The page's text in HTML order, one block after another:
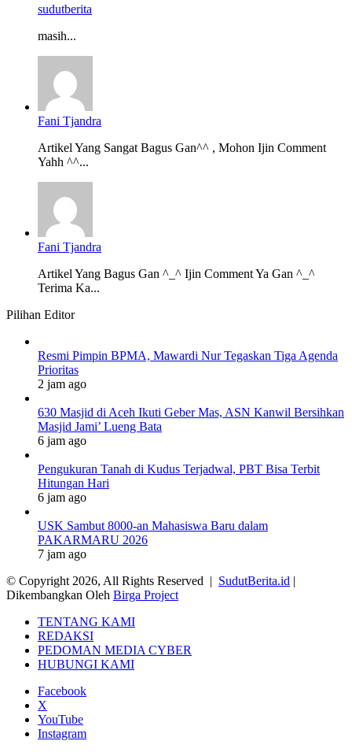
sudutberita
masih...
Fani Tjandra
Artikel Yang Sangat Bagus Gan^^ , Mohon Ijin Comment
Yahh ^^...
Fani Tjandra
Artikel Yang Bagus Gan ^_^ Ijin Comment Ya Gan ^_^
Terima Ka...
Pilihan Editor
Resmi Pimpin BPMA, Mawardi Nur Tegaskan Tiga Agenda
Prioritas
2 jam ago
630 Masjid di Aceh Ikuti Geber Mas, ASN Kanwil Bersihkan
Masjid Jami’ Lueng Bata
6 jam ago
Pengukuran Tanah di Kudus Terjadwal, PBT Bisa Terbit
Hitungan Hari
6 jam ago
USK Sambut 8000-an Mahasiswa Baru dalam
PAKARMARU 2026
7 jam ago
© Copyright 2026, All Rights Reserved | SudutBerita.id |
Dikembangkan Oleh Birga Project
TENTANG KAMI
REDAKSI
PEDOMAN MEDIA CYBER
HUBUNGI KAMI
Facebook
X
YouTube
Instagram